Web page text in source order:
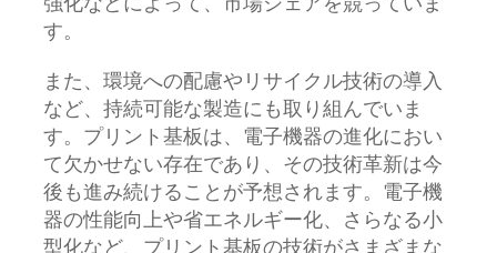
す。
また、環境への配慮やリサイクル技術の導入
など、持続可能な製造にも取り組んでいま
す。プリント基板は、電子機器の進化におい
て欠かせない存在であり、その技術革新は今
後も進み続けることが予想されます。電子機
器の性能向上や省エネルギー化、さらなる小